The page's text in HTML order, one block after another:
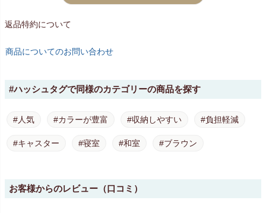
返品特約について
商品についてのお問い合わせ
#ハッシュタグで同様のカテゴリーの商品を探す
#人気 #カラーが豊富 #収納しやすい #負担軽減
#キャスター #寝室 #和室 #ブラウン
お客様からのレビュー（口コミ）